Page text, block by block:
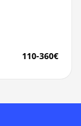
110-360€